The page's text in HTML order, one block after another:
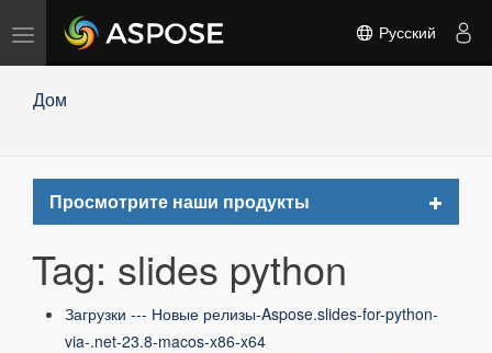
Переключить
навигацию
Русский
Дом
Просмотрите наши продукты
Toggle
Tag: slides python
Загрузки --- Новые релизы-Aspose.slides-for-python-
via-.net-23.8-macos-x86-x64